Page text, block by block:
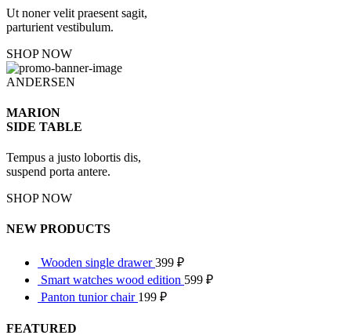
Ut noner velit praesent sagit,
parturient vestibulum.
SHOP NOW
ANDERSEN
MARION
SIDE TABLE
Tempus a justo lobortis dis,
suspend porta antere.
SHOP NOW
NEW PRODUCTS
Wooden single drawer399 ₽
Smart watches wood edition 599 ₽
Panton tunior chair 199 ₽
FEATURED